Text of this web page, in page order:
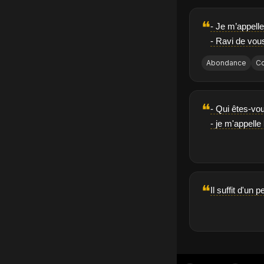
❝- Je
- Ravi de
Abondance
❝- Qui êtes-
- je
❝Il suffit d'un